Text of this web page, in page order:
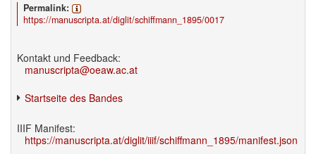
Permalink:
https://manuscripta.at/diglit/schiffmann_1895/0017
Kontakt und Feedback:
manuscripta@oeaw.ac.at
Startseite des Bandes
IIIF Manifest:
https://manuscripta.at/diglit/iiif/schiffmann_1895/manifest.json